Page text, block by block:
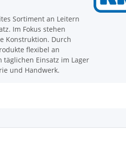
Sortiment an Leitern
Im Fokus stehen
Konstruktion. Durch
flexibel an
täglichen Einsatz im Lager
und Handwerk.